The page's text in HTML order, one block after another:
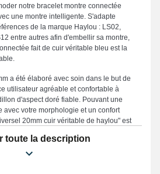
notre bracelet montre connectée
une montre intelligente. S'adapte
de la marque Haylou : LS02,
entre autres afin d'embellir sa montre,
fait de cuir véritable bleu est la
a été élaboré avec soin dans le but de
utilisateur agréable et confortable à
d'aspect doré fiable. Pouvant une
avec votre morphologie et un confort
20mm cuir véritable de haylou" est
faisant office d'une option idéale
accessoire défectueux ou cassé et
toute la description